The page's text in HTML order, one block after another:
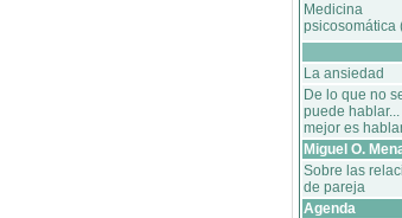
Medicina
psicosomática
La ansiedad
De lo que no
puede
mejor es
Miguel O.
Sobre las
de pareja
Agenda